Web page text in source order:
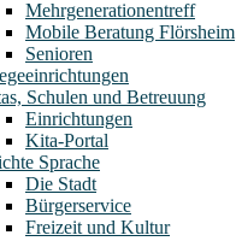
Mehrgenerationentreff
Mobile Beratung Flörsheim
Senioren
Schulen und Betreuung
Einrichtungen
Kita-Portal
Sprache
Die Stadt
Bürgerservice
Freizeit und Kultur